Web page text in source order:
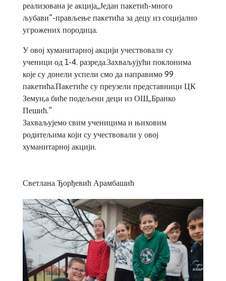
реализована је акција,,Један пакетић-много
љубави”-прављење пакетића за децу из социјално
угрожених породица.
У овој хуманитарној акцији учествовали су
ученици од 1-4. разреда.Захваљујући поклонима
које су донели успели смо да направимо 99
пакетића.Пакетиће су преузели представници ЦК
Земун,а биће подељени деци из ОШ,,Бранко
Пешић.”
Захваљујемо свим ученицима и њиховим
родитељима који су учествовали у овој
хуманитарној акцији.
Светлана Ђорђевић Арамбашић